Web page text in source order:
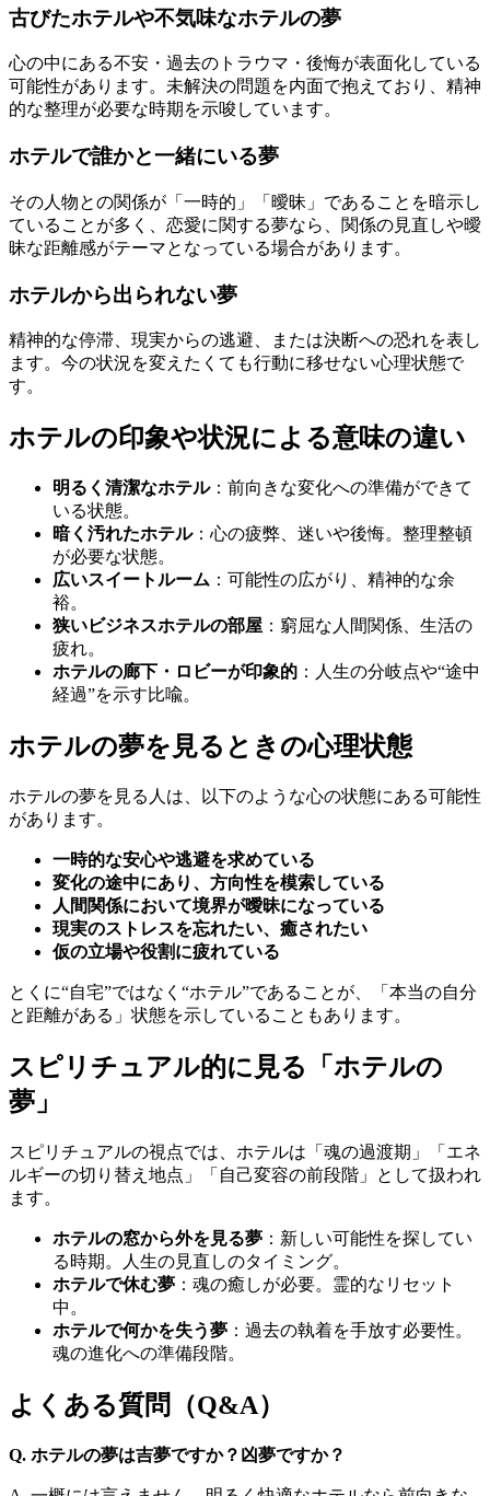
古びたホテルや不気味なホテルの夢
心の中にある不安・過去のトラウマ・後悔が表面化している
可能性があります。未解決の問題を内面で抱えており、精神
的な整理が必要な時期を示唆しています。
ホテルで誰かと一緒にいる夢
その人物との関係が「一時的」「曖昧」であることを暗示し
ていることが多く、恋愛に関する夢なら、関係の見直しや曖
昧な距離感がテーマとなっている場合があります。
ホテルから出られない夢
精神的な停滞、現実からの逃避、または決断への恐れを表し
ます。今の状況を変えたくても行動に移せない心理状態で
す。
ホテルの印象や状況による意味の違い
明るく清潔なホテル：前向きな変化への準備ができて
いる状態。
暗く汚れたホテル：心の疲弊、迷いや後悔。整理整頓
が必要な状態。
広いスイートルーム ：可能性の広がり、精神的な余
裕。
狭いビジネスホテルの部屋 ：窮屈な人間関係、生活の
疲れ。
ホテルの廊下・ロビーが印象的 ：人生の分岐点や“途中
経過”を示す比喩。
ホテルの夢を見るときの心理状態
ホテルの夢を見る人は、以下のような心の状態にある可能性
があります。
一時的な安心や逃避を求めている
変化の途中にあり、方向性を模索している
人間関係において境界が曖昧になっている
現実のストレスを忘れたい、癒されたい
仮の立場や役割に疲れている
とくに“自宅”ではなく“ホテル”であることが、「本当の自分
と距離がある」状態を示していることもあります。
スピリチュアル的に見る「ホテルの
夢」
スピリチュアルの視点では、ホテルは「魂の過渡期」「エネ
ルギーの切り替え地点」「自己変容の前段階」として扱われ
ます。
ホテルの窓から外を見る夢 ：新しい可能性を探してい
る時期。人生の見直しのタイミング。
ホテルで休む夢 ：魂の癒しが必要。霊的なリセット
中。
ホテルで何かを失う夢 ：過去の執着を手放す必要性。
魂の進化への準備段階。
よくある質問（Q&A）
Q. ホテルの夢は吉夢ですか？凶夢ですか？